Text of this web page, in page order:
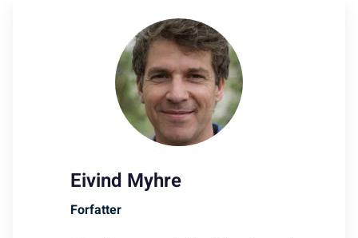
Eivind Myhre
Forfatter